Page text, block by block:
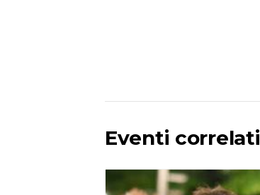
Eventi correlati